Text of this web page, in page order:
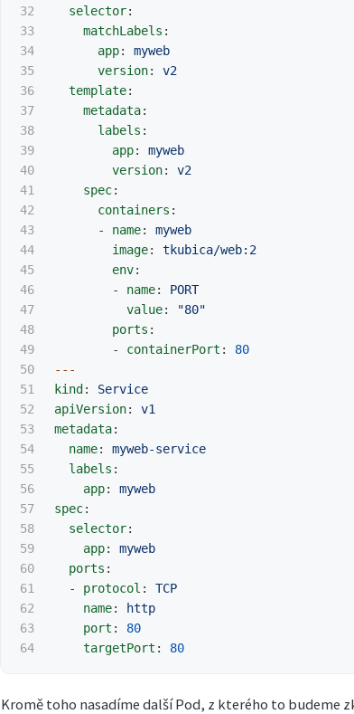
32
33
34
35
36
37
38
39
40
41
42
43
44
45
46
47
48
49
50
51
52
53
54
55
56
57
58
59
60
61
62
63
selector:
matchLabels :
app:
myweb
version:
v2
template:
metadata:
labels :
app:
myweb
version:
v2
spec:
containers :
-
name:
myweb
image:
tkubica/web:2
env:
-
name:
PORT
value: "80"
ports :
-
containerPort :
80
---
kind :
Service
apiVersion:
v1
metadata:
name:
myweb-service
labels :
app:
myweb
spec:
selector:
app:
myweb
ports :
-
protocol :
TCP
name:
http
port :
80
targetPort : 80
Kromě toho nasadíme další Pod, z kterého to budeme